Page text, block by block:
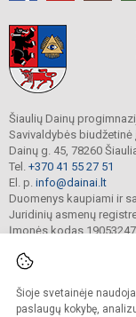
Šioje svetainėje
paslaugų kokybę,
Šiaulių Dainų
Savivaldybės biudžetinė
Dainų g. 45, 78260
Tel. +370 41 55 27 51
El. p. info@dainai.lt
Duomenys kaupiami ir
Juridinių asmenų
Įmonės kodas
© 2023. Šiaulių
Kopijuoti turinį be